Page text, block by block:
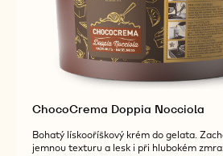
ChocoCrema Doppia Nocciola
Bohatý lískooříškový krém do gelata.
jemnou texturu a lesk i při hlubokém